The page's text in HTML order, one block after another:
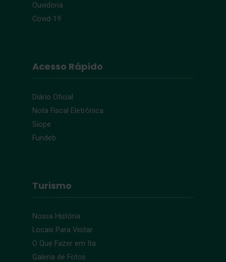
Ouvidoria
Covid-19
Acesso Rápido
Diário Oficial
Nota Fiscal Eletrônica
Siope
Fundeb
Turismo
Nossa História
Locais Para Visitar
O Que Fazer em Ita
Galeria de Fotos